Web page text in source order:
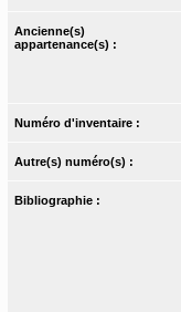
Ancienne(s)
appartenance(s) :
Numéro d'inventaire :
Autre(s) numéro(s) :
Bibliographie :